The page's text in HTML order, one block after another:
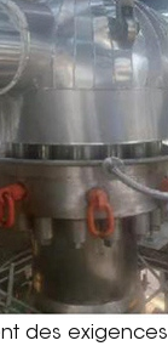
des exigences